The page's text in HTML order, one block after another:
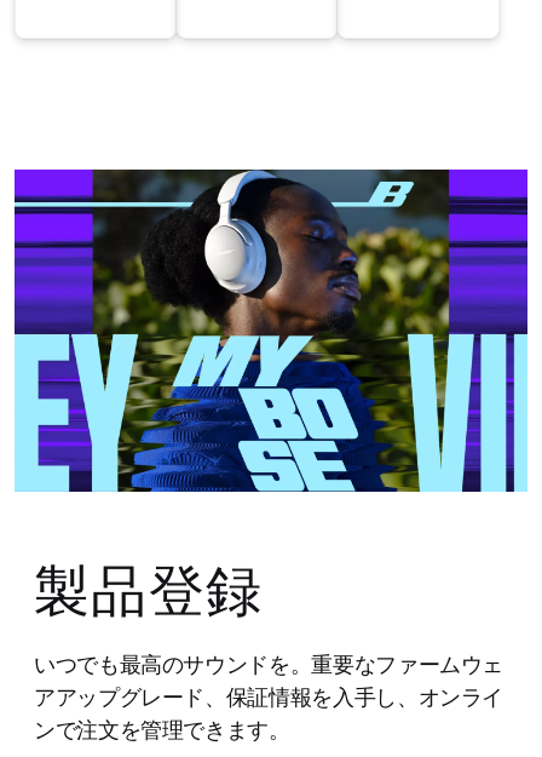
製品登録
いつでも最高のサウンドを。重要なファームウェ
アアップグレード、保証情報を入手し、オンライ
ンで注文を管理できます。